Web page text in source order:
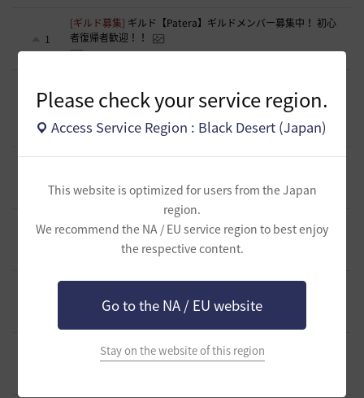
Please check your service region.
Access Service Region : Black Desert (Japan)
This website is optimized for users from the Japan
region.
We recommend the NA / EU service region to best enjoy
the respective content.
Go to the NA / EU website
Stay on the website of this region
1
[ギルド募集] ギルド【Patera】ギルドメンバー募集中！ 初心
者復帰者歓迎！！
0 72 かぐらBDO 4 時間前
1
レイキャッツ」メンバー募集（ギルドボス有・初心者復帰者
多数所属・スキル目当て◎）
0 42 くろいばら 4 時間前
[意見掲示板]釣りの「他の冒険者の船舶搭乗防止」設定が毎
0 64 浅井ジークフリード配信者 5 時間前
[意見掲示板]HYPERBOOSTの「AD750を目指そう」という
呼びかけと、実際の難易度のギャップについて
89 浅井ジークフリード配信者
[クラス攻略][エージェント攻略]スキルコンボ動画並びにス
キル特化
7 時間前
[意見掲示板]運営体制について感じている懸念（ガイドライ
ン整備・監査体制・対応の一貫性）